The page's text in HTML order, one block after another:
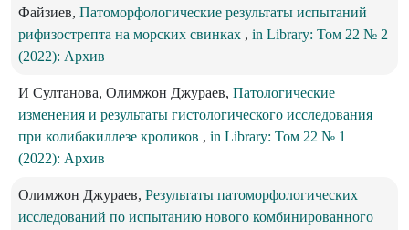
Файзиев, Патоморфологические результаты испытаний
рифизострепта на морских свинках , in Library: Том 22 № 2
(2022): Архив
И Султанова, Олимжон Джураев, Патологические
изменения и результаты гистологического исследования
при колибакиллезе кроликов , in Library: Том 22 № 1
(2022): Архив
Олимжон Джураев, Результаты патоморфологических
исследований по испытанию нового комбинированного